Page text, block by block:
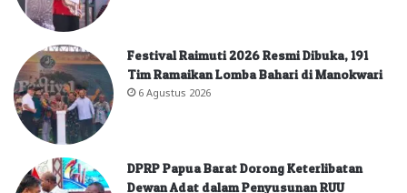
Festival Raimuti 2026 Resmi Dibuka, 191
Tim Ramaikan Lomba Bahari di Manokwari
6 Agustus 2026
DPRP Papua Barat Dorong Keterlibatan
Dewan Adat dalam Penyusunan RUU